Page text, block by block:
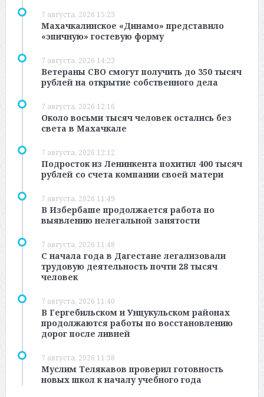
7 августа, 2026 15:23
Махачкалинское «Динамо» представило
«эпичную» гостевую форму
7 августа, 2026 14:23
Ветераны СВО смогут получить до 350 тысяч
рублей на открытие собственного дела
7 августа, 2026 12:16
Около восьми тысяч человек остались без
света в Махачкале
7 августа, 2026 12:12
Подросток из Ленинкента похитил 400 тысяч
рублей со счета компании своей матери
7 августа, 2026 11:49
В Избербаше продолжается работа по
выявлению нелегальной занятости
7 августа, 2026 11:48
С начала года в Дагестане легализовали
трудовую деятельность почти 28 тысяч
человек
7 августа, 2026 11:40
В Гергебильском и Унцукульском районах
продолжаются работы по восстановлению
дорог после ливней
7 августа, 2026 11:38
Муслим Телякавов проверил готовность
новых школ к началу учебного года